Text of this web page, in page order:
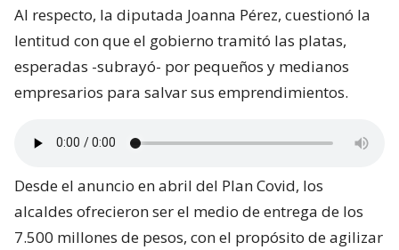
Al respecto, la diputada Joanna Pérez, cuestionó la
lentitud con que el gobierno tramitó las platas,
esperadas -subrayó- por pequeños y medianos
empresarios para salvar sus emprendimientos.
Desde el anuncio en abril del Plan Covid, los
alcaldes ofrecieron ser el medio de entrega de los
7.500 millones de pesos, con el propósito de agilizar